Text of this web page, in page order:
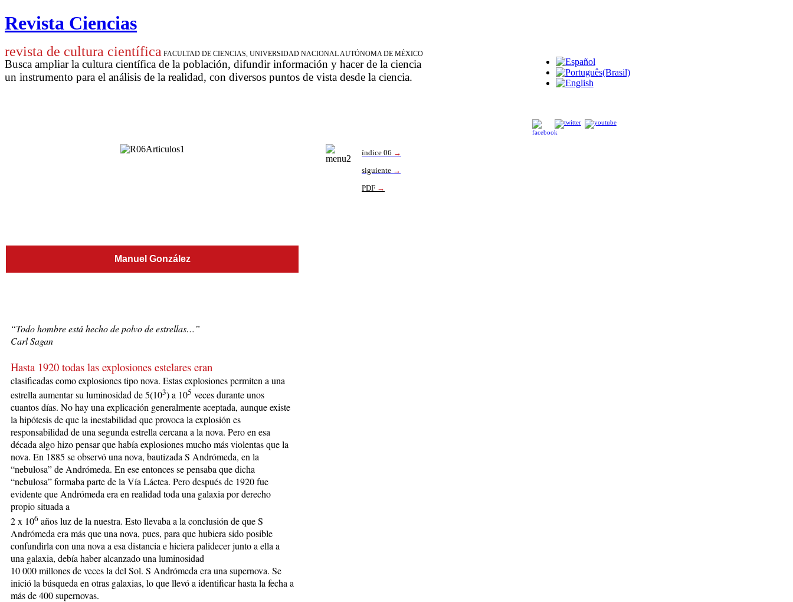
Revista Ciencias
revista de cultura científica FACULTAD DE CIENCIAS, UNIVERSIDAD NACIONAL AUTÓNOMA DE MÉXICO
Busca ampliar la cultura científica de la población, difundir información y hacer de la ciencia
un instrumento para el análisis de la realidad, con diversos puntos de vista desde la ciencia.
índice 06 →
siguiente →
PDF →
Manuel González
“Todo hombre está hecho de polvo de estrellas…”
Carl Sagan
Hasta 1920 todas las explosiones estelares eran
clasificadas como explosiones tipo nova. Estas explosiones permiten a una
estrella aumentar su luminosidad de 5(103) a 105 veces durante unos
cuantos días. No hay una explicación generalmente aceptada, aunque existe
la hipótesis de que la inestabilidad que provoca la explosión es
responsabilidad de una segunda estrella cercana a la nova. Pero en esa
década algo hizo pensar que había explosiones mucho más violentas que la
nova. En 1885 se observó una nova, bautizada S Andrómeda, en la
“nebulosa” de Andrómeda. En ese entonces se pensaba que dicha
“nebulosa” formaba parte de la Vía Láctea. Pero después de 1920 fue
evidente que Andrómeda era en realidad toda una galaxia por derecho
propio situada a
2 x 106 años luz de la nuestra. Esto llevaba a la conclusión de que S
Andrómeda era más que una nova, pues, para que hubiera sido posible
confundirla con una nova a esa distancia e hiciera palidecer junto a ella a
una galaxia, debía haber alcanzado una luminosidad
10 000 millones de veces la del Sol. S Andrómeda era una supernova. Se
inició la búsqueda en otras galaxias, lo que llevó a identificar hasta la fecha a
más de 400 supernovas.